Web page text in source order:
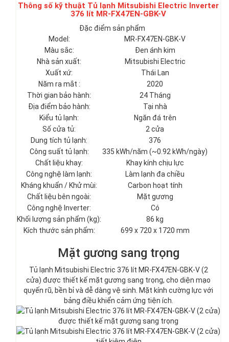
Thông số kỹ thuật Tủ lạnh Mitsubishi Electric Inverter
376 lít MR-FX47EN-GBK-V
Đặc điểm sản phẩm
Model:
MR-FX47EN-GBK-V
Màu sắc:
Đen ánh kim
Nhà sản xuất:
Mitsubishi Electric
Xuất xứ:
Thái Lan
Năm ra mắt :
2020
Thời gian bảo hành:
24 Tháng
Địa điểm bảo hành:
Tại nhà
Kiểu tủ lạnh:
Ngăn đá trên
Số cửa tủ:
2 cửa
Dung tích tủ lạnh:
376
Công suất tủ lạnh:
335 kWh/năm (~0.92 kWh/ngày)
Chất liệu khay:
Khay kính chịu lực
Công nghệ làm lạnh:
Làm lạnh đa chiều
Kháng khuẩn / Khử mùi:
Carbon hoạt tính
Chất liệu bên ngoài:
Mặt gương
Công nghệ Inverter:
Có
Khối lượng sản phẩm (kg):
86 kg
Kích thước sản phẩm:
699 x 720 x 1720 mm
Mặt gương sang trọng
Tủ lạnh Mitsubishi Electric 376 lít MR-FX47EN-GBK-V (2
cửa) được thiết kế mặt gương sang trọng, cho diện mạo
quyến rũ, bền bỉ và dễ dàng vệ sinh. Mặt kính cường lực với
bảng điều khiển cảm ứng tiện ích.